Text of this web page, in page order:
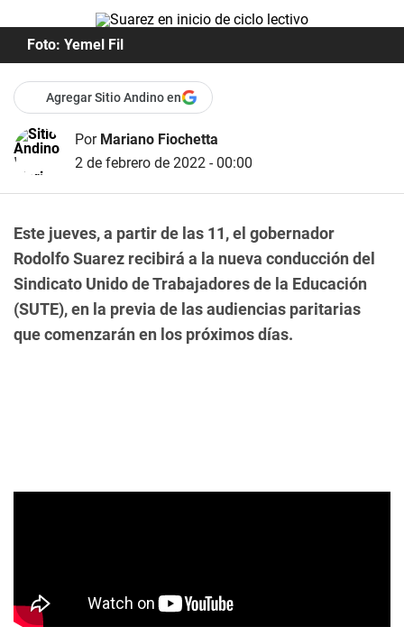
Foto: Yemel Fil
Agregar Sitio Andino en
Por Mariano Fiochetta
2 de febrero de 2022 - 00:00
Este jueves, a partir de las 11, el gobernador
Rodolfo Suarez recibirá a la nueva conducción del
Sindicato Unido de Trabajadores de la Educación
(SUTE), en la previa de las audiencias paritarias
que comenzarán en los próximos días.